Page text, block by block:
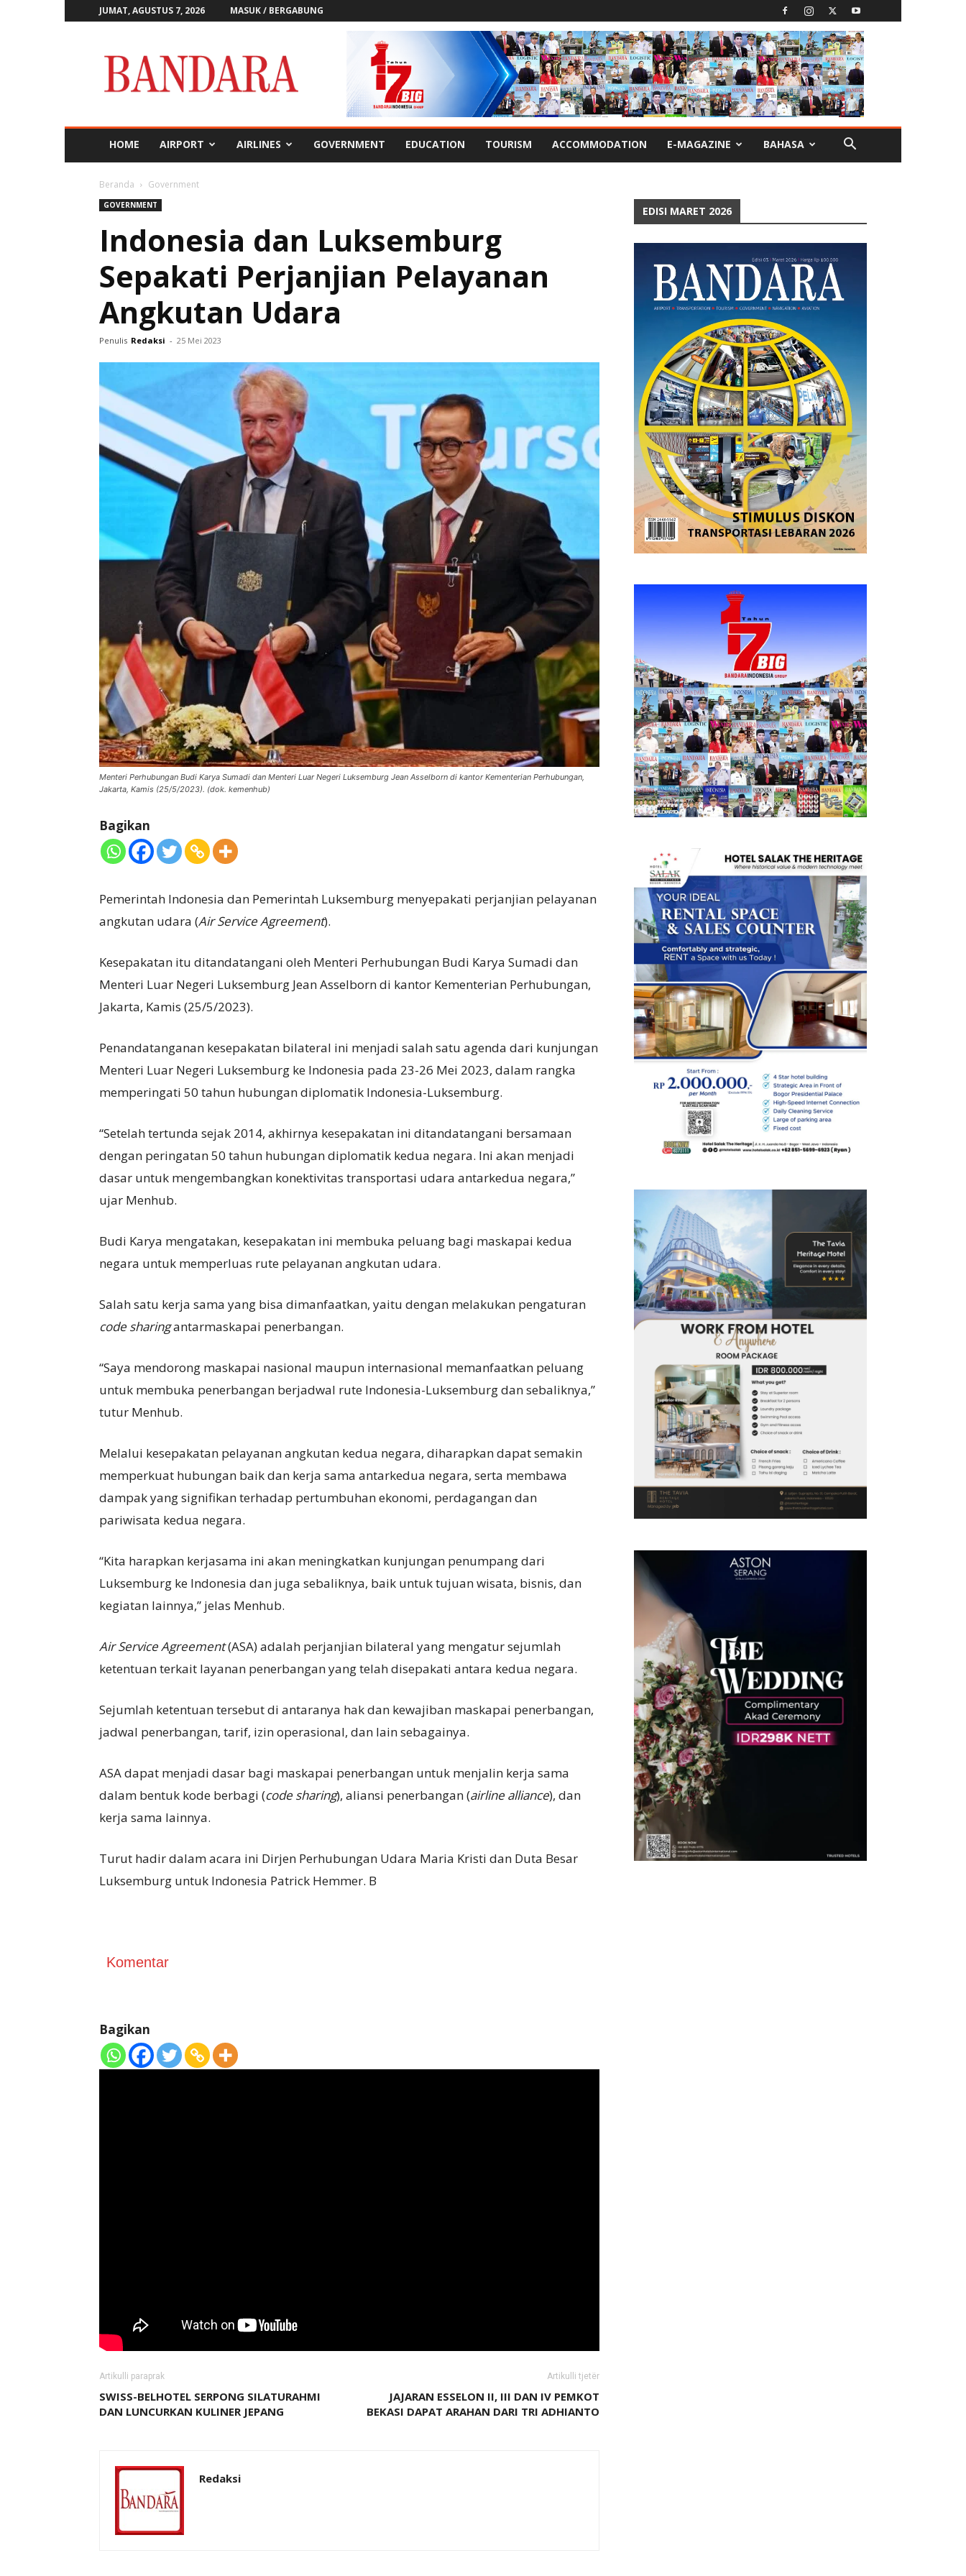
JUMAT, AGUSTUS 7, 2026 MASUK / BERGABUNG
Bandara
HOME AIRPORT AIRLINES GOVERNMENT EDUCATION TOURISM ACCOMMODATION E-MAGAZINE BAHASA
Beranda Government
GOVERNMENT
Indonesia dan Luksemburg
Sepakati Perjanjian Pelayanan
Angkutan Udara
Penulis Redaksi - 25 Mei 2023
Menteri Perhubungan Budi Karya Sumadi dan Menteri Luar Negeri Luksemburg Jean Asselborn di kantor Kementerian Perhubungan,
Jakarta, Kamis (25/5/2023). (dok. kemenhub)
Bagikan
Pemerintah Indonesia dan Pemerintah Luksemburg menyepakati perjanjian pelayanan
angkutan udara (Air Service Agreement).
Kesepakatan itu ditandatangani oleh Menteri Perhubungan Budi Karya Sumadi dan
Menteri Luar Negeri Luksemburg Jean Asselborn di kantor Kementerian Perhubungan,
Jakarta, Kamis (25/5/2023).
Penandatanganan kesepakatan bilateral ini menjadi salah satu agenda dari kunjungan
Menteri Luar Negeri Luksemburg ke Indonesia pada 23-26 Mei 2023, dalam rangka
memperingati 50 tahun hubungan diplomatik Indonesia-Luksemburg.
“Setelah tertunda sejak 2014, akhirnya kesepakatan ini ditandatangani bersamaan
dengan peringatan 50 tahun hubungan diplomatik kedua negara. Ini akan menjadi
dasar untuk mengembangkan konektivitas transportasi udara antarkedua negara,”
ujar Menhub.
Budi Karya mengatakan, kesepakatan ini membuka peluang bagi maskapai kedua
negara untuk memperluas rute pelayanan angkutan udara.
Salah satu kerja sama yang bisa dimanfaatkan, yaitu dengan melakukan pengaturan
code sharingantarmaskapai penerbangan.
“Saya mendorong maskapai nasional maupun internasional memanfaatkan peluang
untuk membuka penerbangan berjadwal rute Indonesia-Luksemburg dan sebaliknya,”
tutur Menhub.
Melalui kesepakatan pelayanan angkutan kedua negara, diharapkan dapat semakin
memperkuat hubungan baik dan kerja sama antarkedua negara, serta membawa
dampak yang signifikan terhadap pertumbuhan ekonomi, perdagangan dan
pariwisata kedua negara.
“Kita harapkan kerjasama ini akan meningkatkan kunjungan penumpang dari
Luksemburg ke Indonesia dan juga sebaliknya, baik untuk tujuan wisata, bisnis, dan
kegiatan lainnya,” jelas Menhub.
Air Service Agreement(ASA) adalah perjanjian bilateral yang mengatur sejumlah
ketentuan terkait layanan penerbangan yang telah disepakati antara kedua negara.
Sejumlah ketentuan tersebut di antaranya hak dan kewajiban maskapai penerbangan,
jadwal penerbangan, tarif, izin operasional, dan lain sebagainya.
ASA dapat menjadi dasar bagi maskapai penerbangan untuk menjalin kerja sama
dalam bentuk kode berbagi (code sharing), aliansi penerbangan (airline alliance), dan
kerja sama lainnya.
Turut hadir dalam acara ini Dirjen Perhubungan Udara Maria Kristi dan Duta Besar
Luksemburg untuk Indonesia Patrick Hemmer. B
Komentar
Bagikan
Artikulli paraprak
SWISS-BELHOTEL SERPONG SILATURAHMI
DAN LUNCURKAN KULINER JEPANG
Artikulli tjetër
JAJARAN ESSELON II, III DAN IV PEMKOT
BEKASI DAPAT ARAHAN DARI TRI ADHIANTO
Redaksi
EDISI MARET 2026